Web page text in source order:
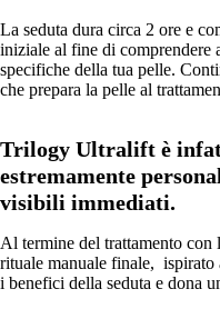
La seduta dura circa 2 ore e
iniziale al fine di comprendere
specifiche della tua pelle.
che prepara la pelle al
Trilogy Ultralift è
estremamente
visibili immediati.
Al termine del trattamento con
rituale manuale finale, ispirato
i benefici della seduta e dona